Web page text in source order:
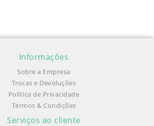
Informações
Sobre a Empresa
Trocas e Devoluções
Política de Privacidade
Termos & Condições
Serviços ao cliente